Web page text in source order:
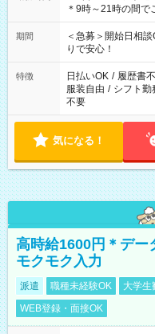
＊9時～21時の間で
お願いします
期間
＜急募＞開始日相
りで安心！
特徴 日払いOK / 履歴書
服装自由 / シフト勤
不要
気になる！
高時給1600円＊デー
モクモク入力
派遣 職種未経験OK 大学生
WEB登録・面接OK